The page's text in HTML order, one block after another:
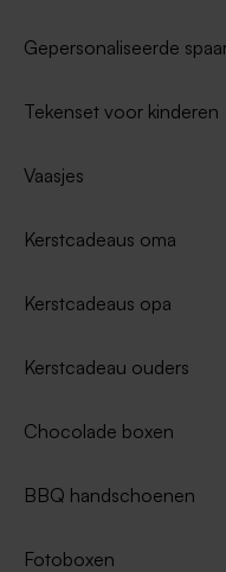
Gepersonaliseerde
Tekenset voor kinderen
Vaasjes
Kerstcadeaus oma
Kerstcadeaus opa
Kerstcadeau ouders
Chocolade boxen
BBQ handschoenen
Fotoboxen